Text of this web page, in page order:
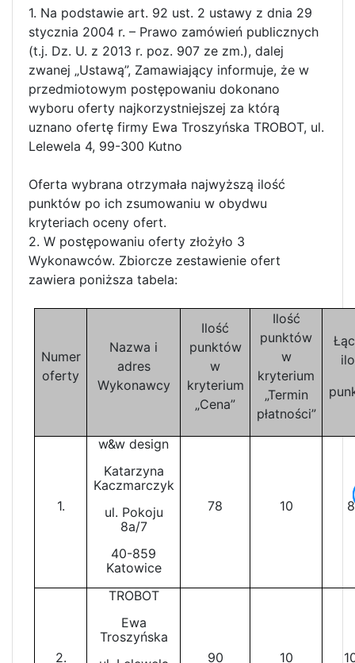
1. Na podstawie art. 92 ust. 2 ustawy z dnia 29
stycznia 2004 r. – Prawo zamówień publicznych
(t.j. Dz. U. z 2013 r. poz. 907 ze zm.), dalej
zwanej „Ustawą”, Zamawiający informuje, że w
przedmiotowym postępowaniu dokonano
wyboru oferty najkorzystniejszej za którą
uznano ofertę firmy Ewa Troszyńska TROBOT, ul.
Lelewela 4, 99-300 Kutno
Oferta wybrana otrzymała najwyższą ilość
punktów po ich zsumowaniu w obydwu
kryteriach oceny ofert.
2. W postępowaniu oferty złożyło 3
Wykonawców. Zbiorcze zestawienie ofert
zawiera poniższa tabela:
Numer
oferty
Nazwa i
adres
Wykonawcy
Ilość
punktów
w
kryterium
„Cena”
Ilość
punktów
w
kryterium
„Termin
płatności”
1.
w&w design
Katarzyna
Kaczmarczyk
ul. Pokoju
8a/7
40-859
Katowice
78 10
2.
TROBOT
Ewa
Troszyńska
90 10